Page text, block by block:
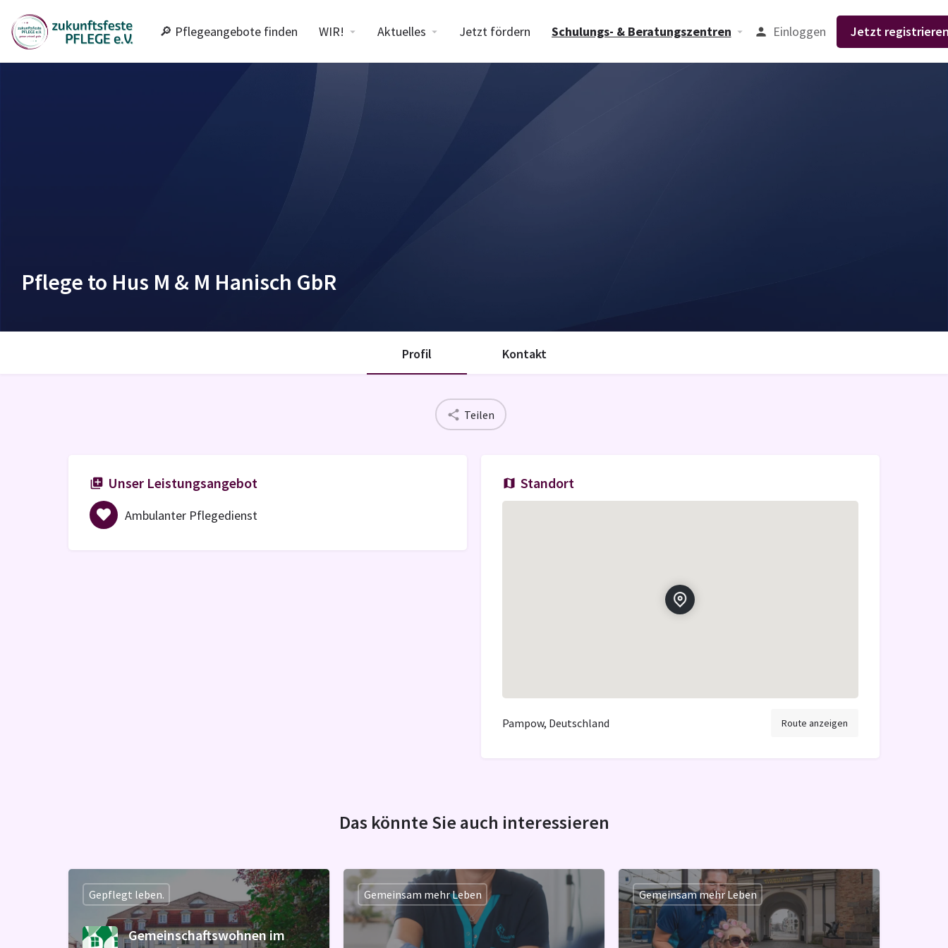
🔎 Pflegeangebote finden WIR! Aktuelles Jetzt fördern Schulungs- & Beratungszentren Einloggen Jetzt
Pflege to Hus M & M Hanisch GbR
Profil Kontakt
Teilen
Unser Leistungsangebot
Ambulanter Pflegedienst
Standort
Pampow, Deutschland Route anzeigen
Das könnte Sie auch interessieren
Gemeinschaftswohnen im
Gepflegt leben. Gemeinsam mehr Leben Gemeinsam mehr Leben